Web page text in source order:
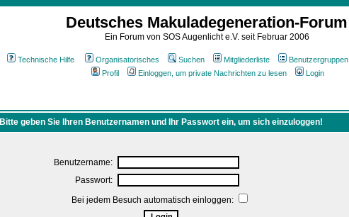
Deutsches Makuladegeneration-Forum
Ein Forum von SOS Augenlicht e.V. seit Februar 2006
Technische Hilfe Organisatorisches Suchen Mitgliederliste Benutzergruppen
Profil
Einloggen, um private Nachrichten zu lesen Login
Bitte geben Sie Ihren Benutzernamen und Ihr Passwort ein, um sich einzuloggen!
Benutzername:
Passwort:
Bei jedem Besuch automatisch einloggen: